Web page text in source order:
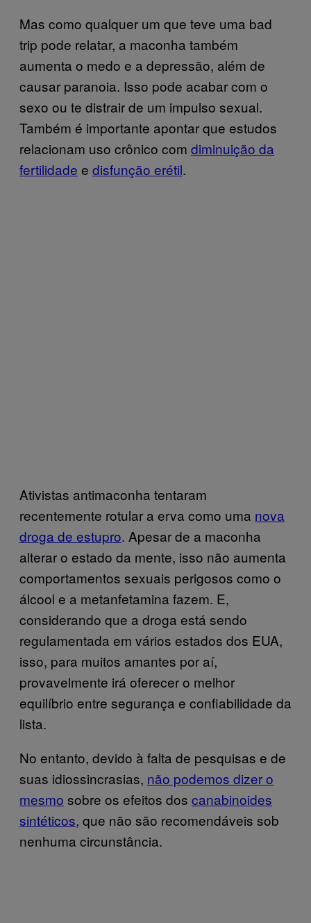
Mas como qualquer um que teve uma bad
trip pode relatar, a maconha também
aumenta o medo e a depressão, além de
causar paranoia. Isso pode acabar com o
sexo ou te distrair de um impulso sexual.
Também é importante apontar que estudos
relacionam uso crônico com diminuição da
fertilidade e disfunção erétil.
Ativistas antimaconha tentaram
recentemente rotular a erva como uma nova
droga de estupro. Apesar de a maconha
alterar o estado da mente, isso não aumenta
comportamentos sexuais perigosos como o
álcool e a metanfetamina fazem. E,
considerando que a droga está sendo
regulamentada em vários estados dos EUA,
isso, para muitos amantes por aí,
provavelmente irá oferecer o melhor
equilíbrio entre segurança e confiabilidade da
lista.
No entanto, devido à falta de pesquisas e de
suas idiossincrasias, não podemos dizer o
mesmo sobre os efeitos dos canabinoides
sintéticos, que não são recomendáveis sob
nenhuma circunstância.